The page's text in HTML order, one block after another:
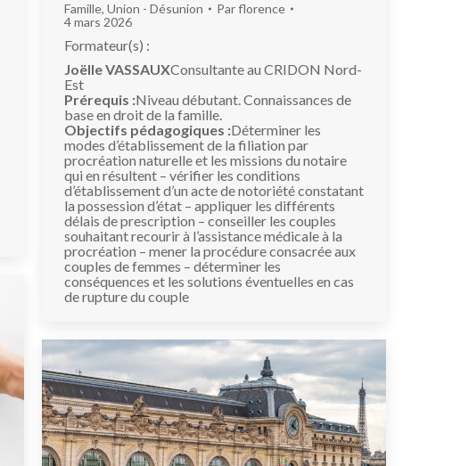
Famille, Union - Désunion Parflorence
4 mars 2026
Formateur(s) :
Joëlle VASSAUXConsultante au CRIDON Nord-
Est
Prérequis :Niveau débutant. Connaissances de
base en droit de la famille.
Objectifs pédagogiques :Déterminer les
modes d’établissement de la filiation par
procréation naturelle et les missions du notaire
qui en résultent – vérifier les conditions
d’établissement d’un acte de notoriété constatant
la possession d’état – appliquer les différents
délais de prescription – conseiller les couples
souhaitant recourir à l’assistance médicale à la
procréation – mener la procédure consacrée aux
couples de femmes – déterminer les
conséquences et les solutions éventuelles en cas
de rupture du couple